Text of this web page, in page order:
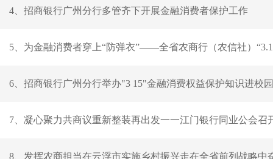
4、招商银行广州分行多管齐下开展金融消费者保护工作
5、为金融消费者穿上“防弹衣”——全省农商行（农信社）
6、招商银行广州分行举办"3 15"金融消费权益保护知识进校
7、凝心聚力共商议重新整装再出发一一江门银行同业公会召
8、发挥农商担当在云浮市实施乡村振兴走在全省前列战略中